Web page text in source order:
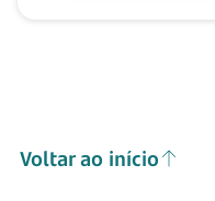
Voltar ao início